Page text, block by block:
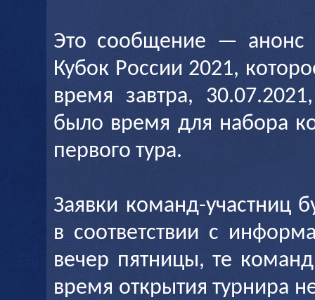
Это сообщение — анонс
Кубок России 2021,
время завтра,
было время для набора
первого тура.
Заявки команд-участниц
в соответствии с
вечер пятницы, те
время открытия турнира